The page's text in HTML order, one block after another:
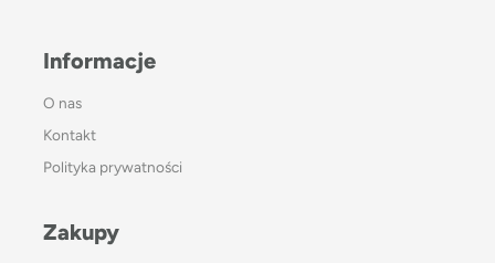
Informacje
O nas
Kontakt
Polityka prywatności
Zakupy